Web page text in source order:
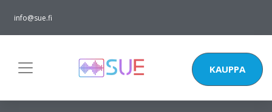
info@sue.fi
KAUPPA